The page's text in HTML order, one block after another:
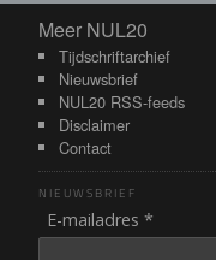
Meer NUL20
Meer NUL20
Tijdschriftarchief
Nieuwsbrief
NUL20 RSS-feeds
Disclaimer
Contact
NIEUWSBRIEF
E-mailadres *